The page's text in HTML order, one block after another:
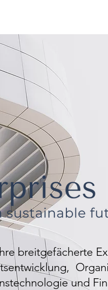
breitgefächerte
und